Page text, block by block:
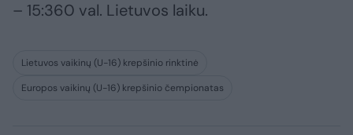
– 15:360 val. Lietuvos laiku.
Lietuvos vaikinų (U-16) krepšinio rinktinė
Europos vaikinų (U-16) krepšinio čempionatas